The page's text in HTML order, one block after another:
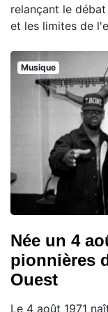
relançant le
et les limites de
Musique
Née un 4
pionnières
Ouest
Le 4 août 1971